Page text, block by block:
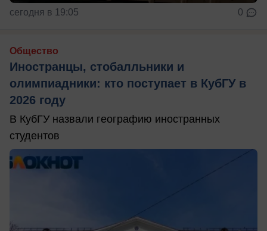
сегодня в 19:05 0
Общество
Иностранцы, стобалльники и
олимпиадники: кто поступает в КубГУ в
2026 году
В КубГУ назвали географию иностранных
студентов